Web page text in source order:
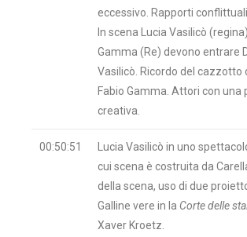
eccessivo. Rapporti
In scena Lucia Vasilicò
Gamma (Re) devono entrare
Vasilicò. Ricordo del cazzotto
Fabio Gamma. Attori con una
creativa.
00:50:51
Lucia Vasilicò in uno
cui scena è costruita da
della scena, uso di due
Galline vere in la Corte delle
Xaver Kroetz.